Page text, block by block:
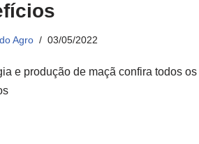
Agro 03/05/2022
e produção de maçã confira todos os